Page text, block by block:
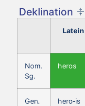
Deklination
Latein
Nom.
Sg.
heros
Gen.
hero‑is